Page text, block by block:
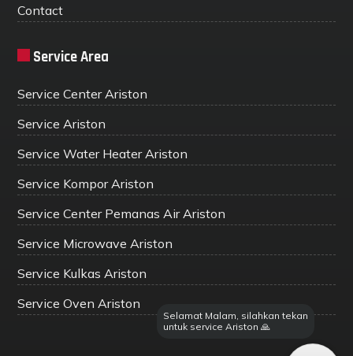
Contact
Service Area
Service Center Ariston
Service Ariston
Service Water Heater Ariston
Service Kompor Ariston
Service Center Pemanas Air Ariston
Service Microwave Ariston
Service Kulkas Ariston
Service Oven Ariston
Selamat Malam, silahkan tekan
untuk service Ariston 🙏